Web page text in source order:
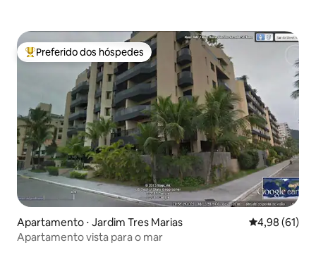
Entre os melhores preferidos dos hóspedes
Preferido dos hóspedes
Apartamento ⋅ Jardim Tres Marias 4,98 de uma
4,98 (61)
Apartamento vista para o mar